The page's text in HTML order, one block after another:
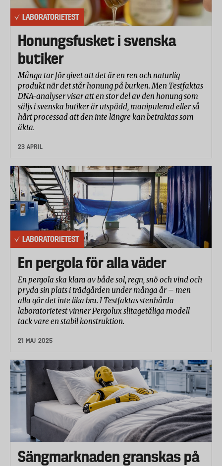
LABORATORIETEST
Honungsfusket i svenska
butiker
Många tar för givet att det är en ren och naturlig
produkt när det står honung på burken. Men Testfaktas
DNA-analyser visar att en stor del av den honung som
säljs i svenska butiker är utspädd, manipulerad eller så
hårt processad att den inte längre kan betraktas som
äkta.
23 APRIL
LABORATORIETEST
En pergola för alla väder
En pergola ska klara av både sol, regn, snö och vind och
pryda sin plats i trädgården under många år – men
alla gör det inte lika bra. I Testfaktas stenhårda
laboratorietest vinner Pergolux slitagetåliga modell
tack vare en stabil konstruktion.
21 MAJ 2025
Sängmarknaden granskas på